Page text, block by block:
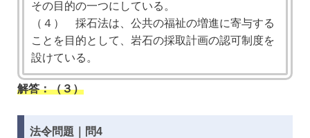
その目的の一つにしている。
（４） 採石法は、公共の福祉の増進に寄与する
ことを目的として、岩石の採取計画の認可制度を
設けている。
解答：（３）
法令問題｜問4